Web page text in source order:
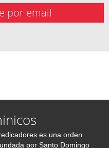
por email
es una orden
por Santo Domingo